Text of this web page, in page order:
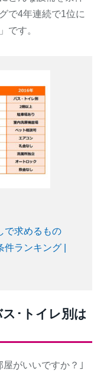
で4年連続で1位に
です。
で求めるもの
ランキング |
･トイレ別は
がいいですか？｣